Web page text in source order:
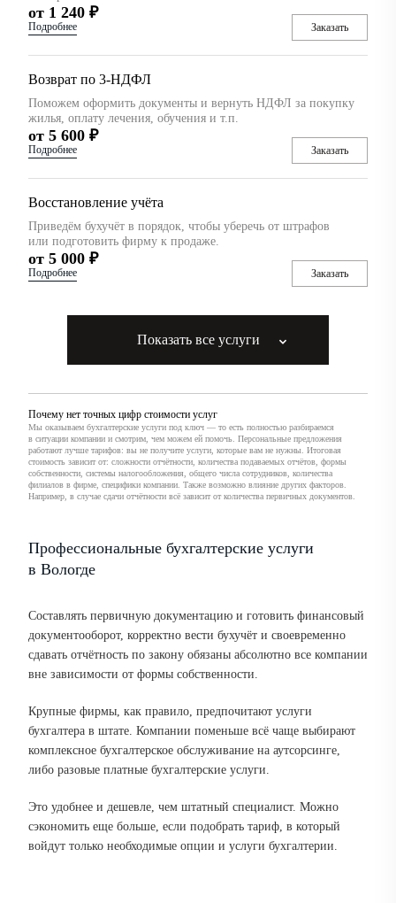
от 1 240 ₽
Подробнее Заказать
Возврат по 3-НДФЛ
Поможем оформить документы и вернуть НДФЛ за покупку
жилья, оплату лечения, обучения и т.п.
от 5 600 ₽
Подробнее Заказать
Восстановление учёта
Приведём бухучёт в порядок, чтобы уберечь от штрафов
или подготовить фирму к продаже.
от 5 000 ₽
Подробнее Заказать
Показать все услуги
Почему нет точных цифр стоимости услуг
Мы оказываем бухгалтерские услуги под ключ — то есть полностью разбираемся
в ситуации компании и смотрим, чем можем ей помочь. Персональные предложения
работают лучше тарифов: вы не получите услуги, которые вам не нужны. Итоговая
стоимость зависит от: сложности отчётности, количества подаваемых отчётов, формы
собственности, системы налогообложения, общего числа сотрудников, количества
филиалов в фирме, специфики компании. Также возможно влияние других факторов.
Например, в случае сдачи отчётности всё зависит от количества первичных документов.
Профессиональные бухгалтерские услуги
в Вологде
Составлять первичную документацию и готовить финансовый
документооборот, корректно вести бухучёт и своевременно
сдавать отчётность по закону обязаны абсолютно все компании
вне зависимости от формы собственности.
Крупные фирмы, как правило, предпочитают услуги
бухгалтера в штате. Компании поменьше всё чаще выбирают
комплексное бухгалтерское обслуживание на аутсорсинге,
либо разовые платные бухгалтерские услуги.
Это удобнее и дешевле, чем штатный специалист. Можно
сэкономить еще больше, если подобрать тариф, в который
войдут только необходимые опции и услуги бухгалтерии.